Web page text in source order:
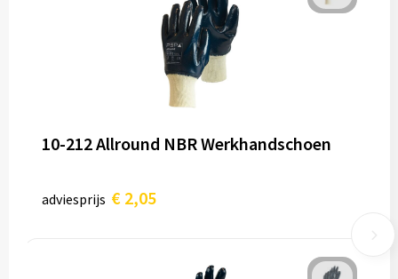
10-212 Allround NBR Werkhandschoen
adviesprijs € 2,05